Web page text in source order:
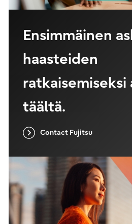
Ensimmäinen
haasteiden
ratkaisemiseksi
täältä.
Contact Fujitsu